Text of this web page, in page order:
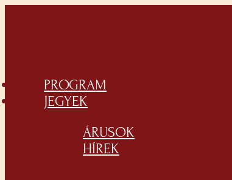
PROGRAM
JEGYEK
ÁRUSOK
HÍREK